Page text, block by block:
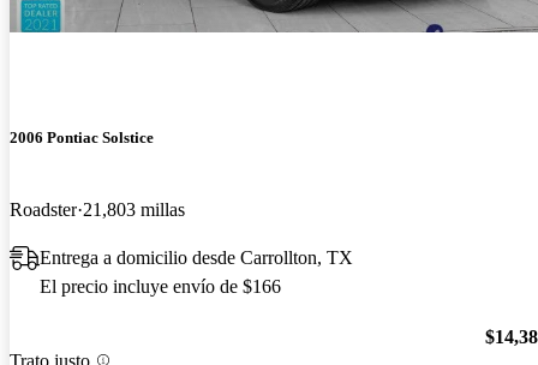
2006 Pontiac Solstice
Roadster 21,803 millas
Entrega a domicilio desde Carrollton, TX
El precio incluye envío de $166
Trato justo